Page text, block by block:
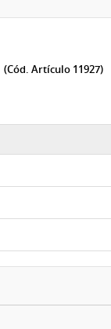
(Cód. Artículo 11927)